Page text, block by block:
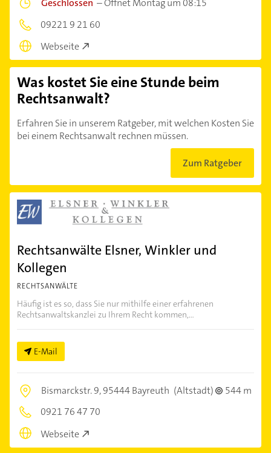
09221 9 21 60
Webseite
Was kostet Sie eine Stunde beim
Rechtsanwalt?
Erfahren Sie in unserem Ratgeber, mit welchen Kosten Sie
bei einem Rechtsanwalt rechnen müssen.
Zum Ratgeber
Rechtsanwälte Elsner, Winkler und
Kollegen
RECHTSANWÄLTE
Häufig ist es so, dass Sie nur mithilfe einer erfahrenen
Rechtsanwaltskanzlei zu Ihrem Recht kommen,...
E-Mail
Bismarckstr. 9,95444 Bayreuth (Altstadt)
544 m
0921 76 47 70
Webseite